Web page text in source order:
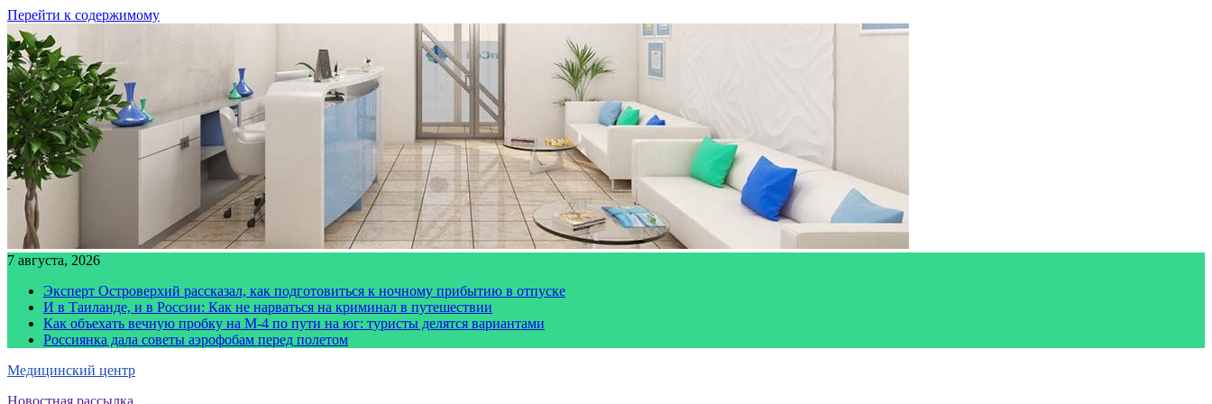
Перейти к содержимому
7 августа, 2026
Эксперт Островерхий рассказал, как подготовиться к ночному прибытию в отпуске
И в Таиланде, и в России: Как не нарваться на криминал в путешествии
Как объехать вечную пробку на М-4 по пути на юг: туристы делятся вариантами
Россиянка дала советы аэрофобам перед полетом
Медицинский центр
Новостная рассылка